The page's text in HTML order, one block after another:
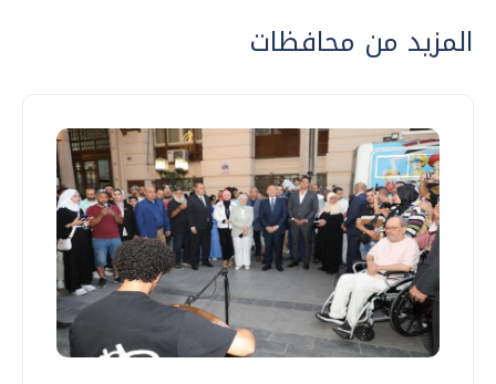
المزيد من محافظات